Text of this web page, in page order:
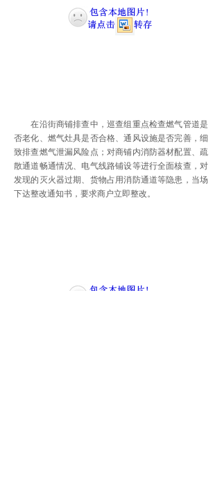
在沿街商铺排查中，巡查组重点检查燃气管道是
否老化、燃气灶具是否合格、通风设施是否完善，细
致排查燃气泄漏风险点；对商铺内消防器材配置、疏
散通道畅通情况、电气线路铺设等进行全面核查，对
发现的灭火器过期、货物占用消防通道等隐患，当场
下达整改通知书，要求商户立即整改。